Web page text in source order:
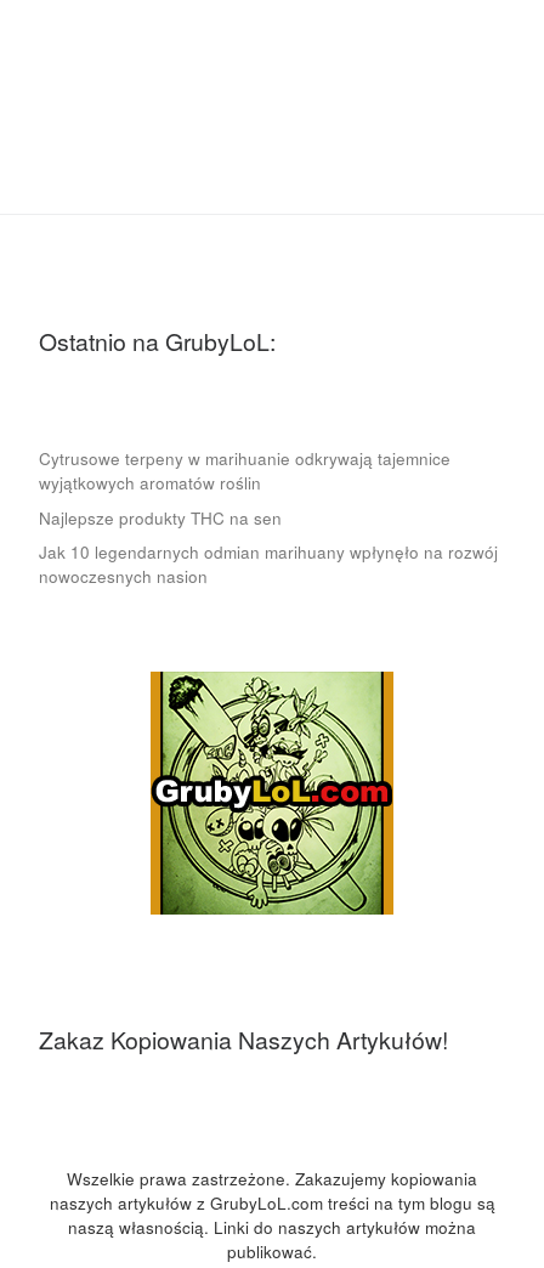
Ostatnio na GrubyLoL:
Cytrusowe terpeny w marihuanie odkrywają tajemnice
wyjątkowych aromatów roślin
Najlepsze produkty THC na sen
Jak 10 legendarnych odmian marihuany wpłynęło na rozwój
nowoczesnych nasion
Zakaz Kopiowania Naszych Artykułów!
Wszelkie prawa zastrzeżone. Zakazujemy kopiowania
naszych artykułów z GrubyLoL.com treści na tym blogu są
naszą własnością. Linki do naszych artykułów można
publikować.